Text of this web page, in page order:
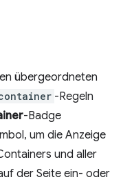
übergeordneten
-Regeln
-Badge
um die Anzeige
und aller
der Seite ein- oder